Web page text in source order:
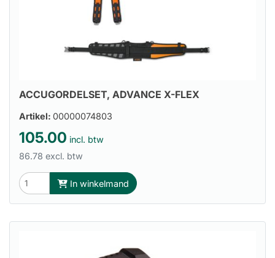
ACCUGORDELSET, ADVANCE X-FLEX
Artikel: 00000074803
105.00 incl. btw
86.78 excl. btw
In winkelmand